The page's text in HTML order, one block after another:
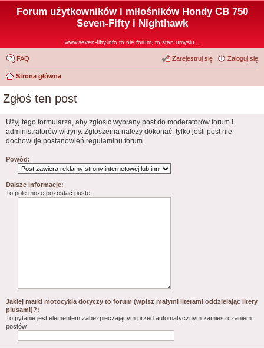
Forum użytkowników i miłośników Hondy CB 750
Seven-Fifty i Nighthawk
www.seven-fifty.info to nie forum, to stan umysłu...
FAQ Zaloguj się
Zarejestruj się
Strona główna
Zgłoś ten post
Użyj tego formularza, aby zgłosić wybrany post do moderatorów forum i
administratorów witryny. Zgłoszenia należy dokonać, tylko jeśli post nie
dochowuje postanowień regulaminu forum.
Powód:
Dalsze informacje:
To pole może pozostać puste.
Jakiej marki motocykla dotyczy to forum (wpisz małymi literami oddzielając litery
plusami)?:
To pytanie jest elementem zabezpieczającym przed automatycznym zamieszczaniem
postów.